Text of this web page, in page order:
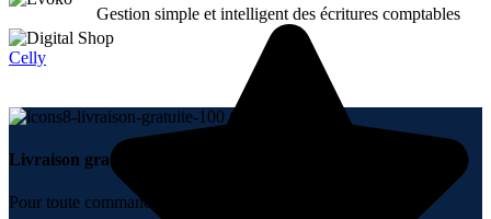
Gestion simple et intelligent des écritures comptables
Celly
Livraison gratuite.
Pour toute commande + 10000 DH.